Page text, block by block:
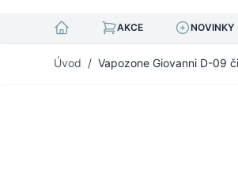
AKCE NOVINKY
Úvod / Vapozone Giovanni D-09